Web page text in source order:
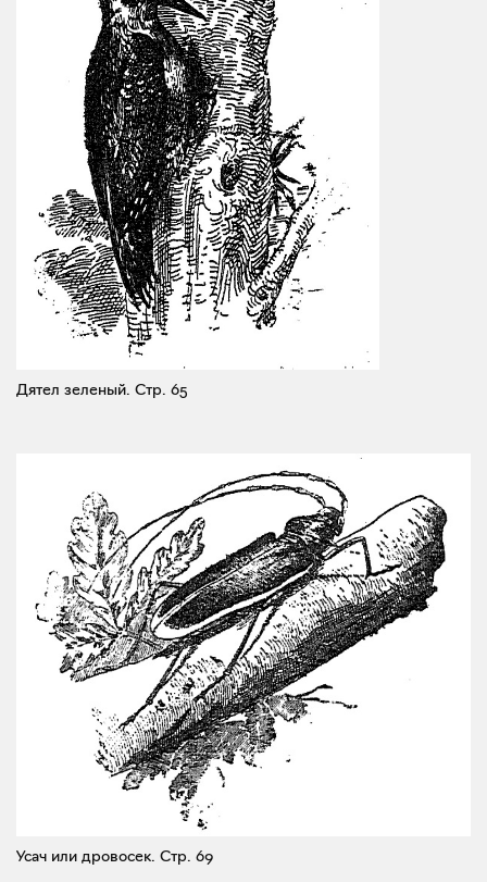
Дятел зеленый. Стр. 65
Усач или дровосек. Стр. 69